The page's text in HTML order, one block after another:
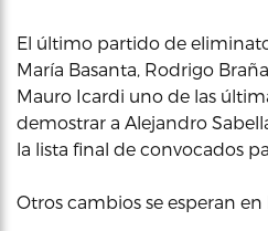
El último partido de
María Basanta, Rodrigo
Mauro Icardi uno de las
demostrar a Alejandro
la lista final de convocados
Otros cambios se esperan en